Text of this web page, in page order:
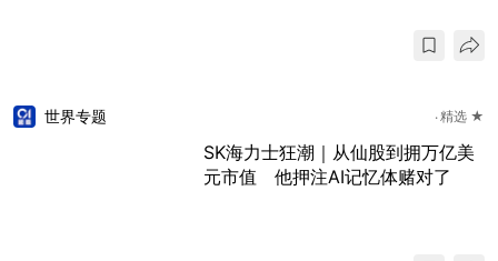
世界专题 精选 ★
SK海力士狂潮｜从仙股到拥万亿美
元市值 他押注AI记忆体赌对了